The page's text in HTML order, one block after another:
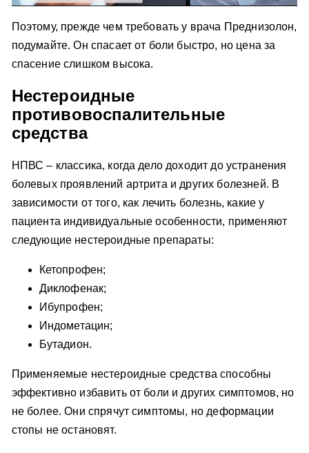
Поэтому, прежде чем требовать у врача Преднизолон,
подумайте. Он спасает от боли быстро, но цена за
спасение слишком высока.
Нестероидные
противовоспалительные
средства
НПВС – классика, когда дело доходит до устранения
болевых проявлений артрита и других болезней. В
зависимости от того, как лечить болезнь, какие у
пациента индивидуальные особенности, применяют
следующие нестероидные препараты:
Кетопрофен;
Диклофенак;
Ибупрофен;
Индометацин;
Бутадион.
Применяемые нестероидные средства способны
эффективно избавить от боли и других симптомов, но
не более. Они спрячут симптомы, но деформации
стопы не остановят.